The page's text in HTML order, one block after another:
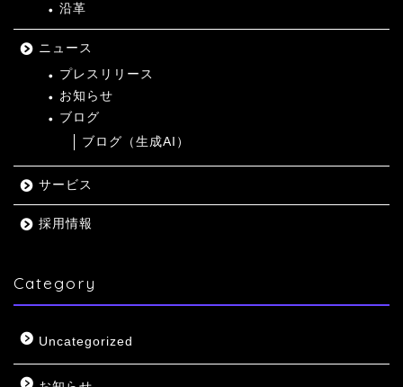
沿革
ニュース
プレスリリース
お知らせ
ブログ
ブログ（生成AI）
サービス
採用情報
Category
Uncategorized